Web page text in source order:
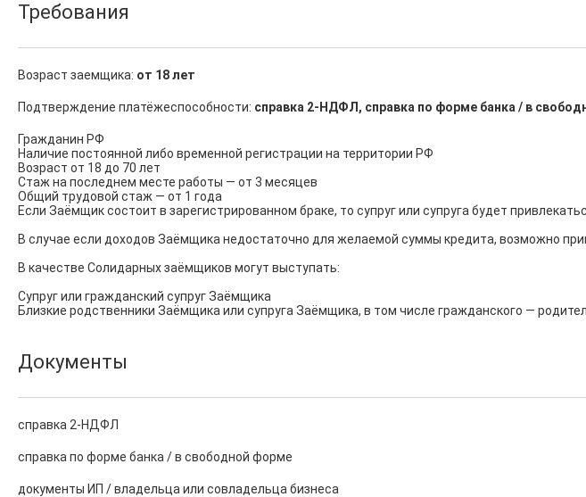
Требования
Возраст заемщика: от 18 лет
Подтверждение платёжеспособности: справка 2-НДФЛ, справка по форме банка / в
Гражданин РФ
Наличие постоянной либо временной регистрации на территории РФ
Возраст от 18 до 70 лет
Стаж на последнем месте работы — от 3 месяцев
Общий трудовой стаж — от 1 года
Если Заёмщик состоит в зарегистрированном браке, то супруг или супруга будет
В случае если доходов Заёмщика недостаточно для желаемой суммы кредита, возможно
В качестве Солидарных заёмщиков могут выступать:
Супруг или гражданский супруг Заёмщика
Близкие родственники Заёмщика или супруга Заёмщика, в том числе гражданского —
Документы
справка 2-НДФЛ
справка по форме банка / в свободной форме
документы ИП / владельца или совладельца бизнеса